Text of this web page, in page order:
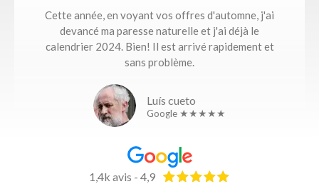
Cette année, en voyant vos offres d'automne, j'ai
devancé ma paresse naturelle et j'ai déjà le
calendrier 2024. Bien! Il est arrivé rapidement et
sans problème.
Luís cueto
Google ★★★★★
1,4k avis - 4,9